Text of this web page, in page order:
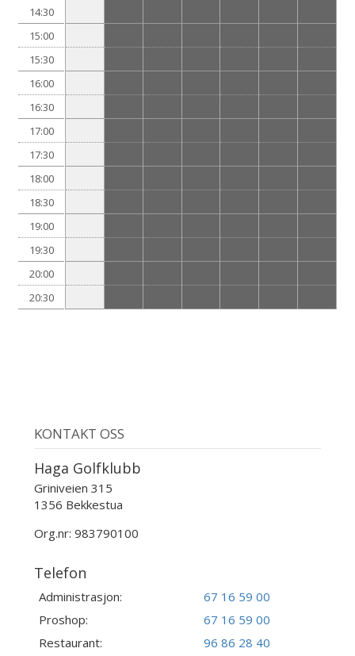
14:30
15:00
15:30
16:00
16:30
17:00
17:30
18:00
18:30
19:00
19:30
20:00
20:30
KONTAKT OSS
Haga Golfklubb
Griniveien 315
1356 Bekkestua
Org.nr: 983790100
Telefon
Administrasjon:
67 16 59 00
Proshop:
67 16 59 00
Restaurant:
96 86 28 40